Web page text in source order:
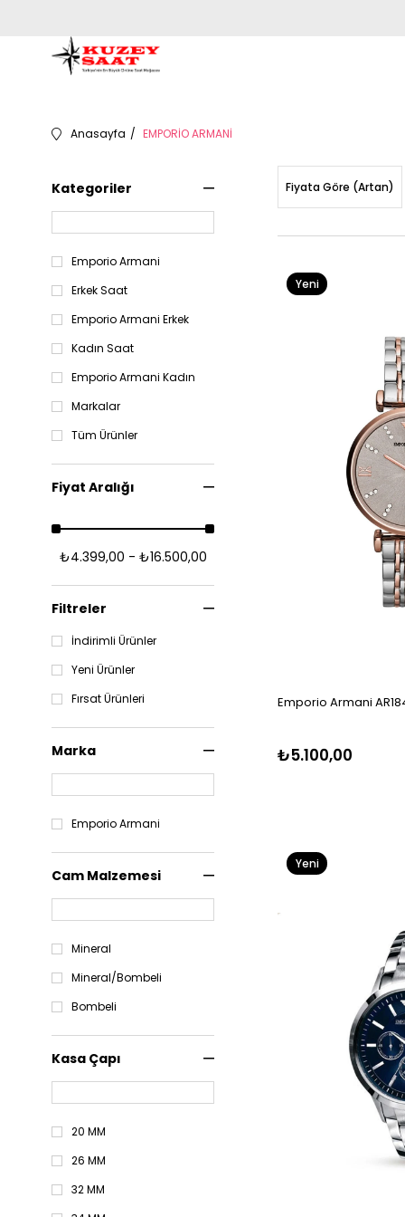
Anasayfa EMPORİO ARMANİ
Kategoriler
Emporio Armani
Erkek Saat
Emporio Armani Erkek
Kadın Saat
Emporio Armani Kadın
Markalar
Tüm Ürünler
Fiyat Aralığı
₺4.399,00 - ₺16.500,00
Filtreler
İndirimli Ürünler
Yeni Ürünler
Fırsat Ürünleri
Marka
Emporio Armani
Cam Malzemesi
Mineral
Mineral/Bombeli
Bombeli
Kasa Çapı
20 MM
26 MM
32 MM
Fiyata Göre (Artan)
Emporio Armani
₺5.100,00
Yeni
Yeni